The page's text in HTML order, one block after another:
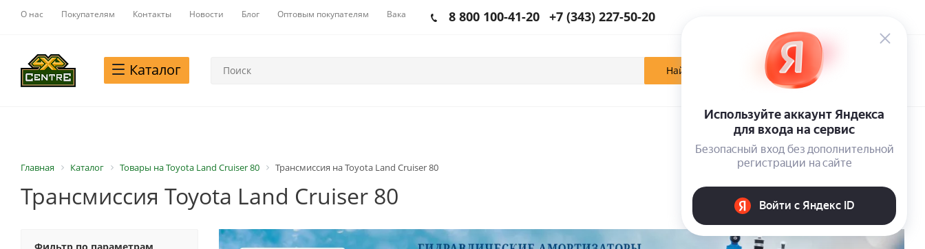
О нас Покупателям Контакты Новости Блог Оптовым покупателям Вакансии 8 800 100-41-20 +7 (343) 227-50-20
Каталог Отложенные
Кабинет
Главная Каталог Товары на Toyota Land Cruiser 80 Трансмиссия на Toyota Land Cruiser 80
Трансмиссия Toyota Land Cruiser 80